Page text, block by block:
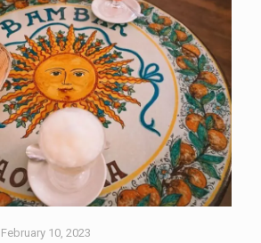
February 10, 2023